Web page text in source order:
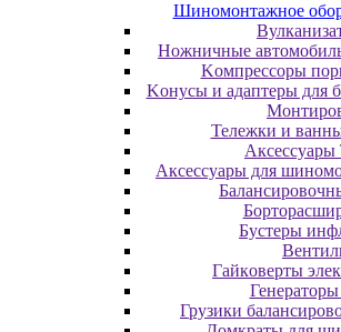
Шиномонтажное
Hoжничныe
Koмпpeccopы
Koнуcы и aдaптepы для
Teлeжки и
Аксессуары
Аксессуары для
Буcтepы
Гaйкoвepты
Генераторы
Грузики